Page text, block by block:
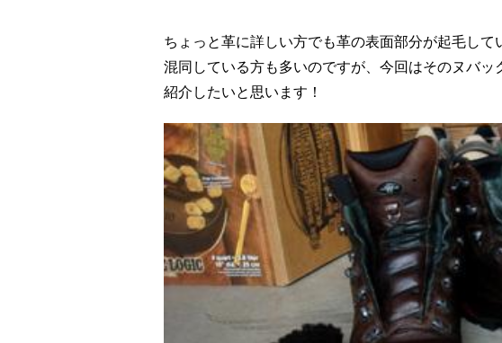
ちょっと革に詳しい方でも革の表面部分が起毛し
混同している方も多いのですが、今回はそのヌバ
紹介したいと思います！